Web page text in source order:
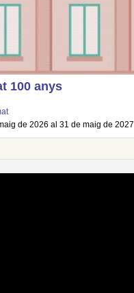
100 anys
de 2026 al 31 de maig de 2027